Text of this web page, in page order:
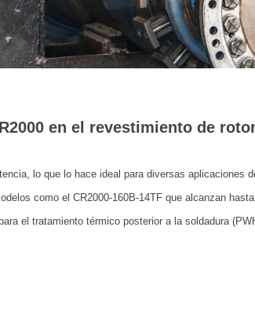
en el revestimiento de
lo que lo hace ideal para diversas aplicaciones
como el CR2000-160B-14TF que alcanzan
el tratamiento térmico posterior a la soldadura